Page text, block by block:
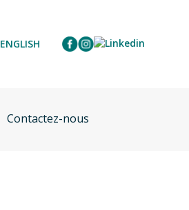
ENGLISH
Contactez-nous